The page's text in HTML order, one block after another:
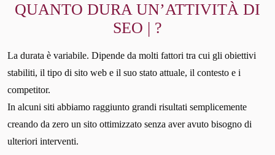
QUANTO DURA UN’ATTIVITÀ DI
SEO | ?
La durata è variabile. Dipende da molti fattori tra cui gli obiettivi
stabiliti, il tipo di sito web e il suo stato attuale, il contesto e i
competitor.
In alcuni siti abbiamo raggiunto grandi risultati semplicemente
creando da zero un sito ottimizzato senza aver avuto bisogno di
ulteriori interventi.